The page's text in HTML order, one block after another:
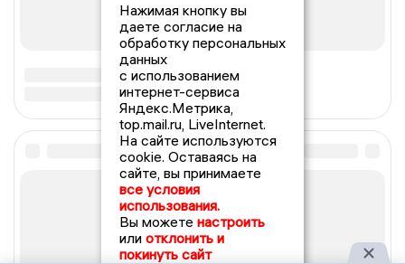
Нажимая кнопку вы
даете согласие на
обработку персональных
данных
с использованием
интернет-сервиса
Яндекс.Метрика,
top.mail.ru, LiveInternet.
На сайте используются
cookie. Оставаясь на
сайте, вы принимаете
все условия
использования.
Вы можете настроить
или отклонить и
покинуть сайт